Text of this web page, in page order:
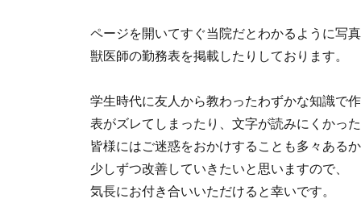
ページを開いてすぐ当院だとわかるように写
獣医師の勤務表を掲載したりしております。
学生時代に友人から教わったわずかな知識で
表がズレてしまったり、文字が読みにくかっ
皆様にはご迷惑をおかけすることも多々ある
少しずつ改善していきたいと思いますので、
気長にお付き合いいただけると幸いです。